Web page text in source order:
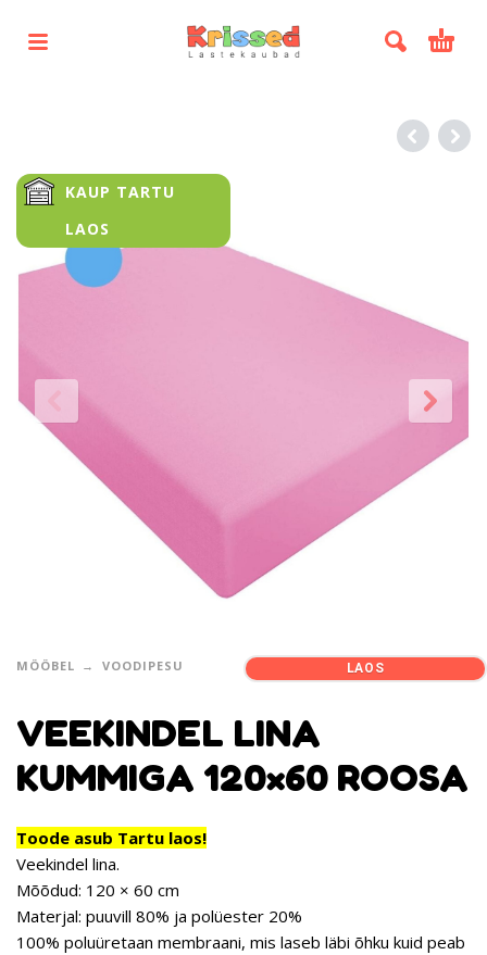
KAUP TARTU
LAOS
MÖÖBEL VOODIPESU LAOS
VEEKINDEL LINA
KUMMIGA 120×60 ROOSA
Toode asub Tartu laos!
Veekindel lina.
Mõõdud: 120 × 60 cm
Materjal: puuvill 80% ja polüester 20%
100% poluüretaan membraani, mis laseb läbi õhku kuid peab